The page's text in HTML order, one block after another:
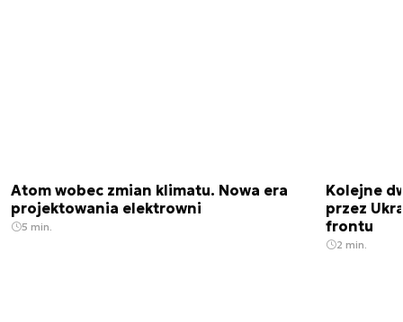
Atom wobec zmian klimatu. Nowa era
projektowania elektrowni
5 min.
Kolejne
przez
frontu
2 min.